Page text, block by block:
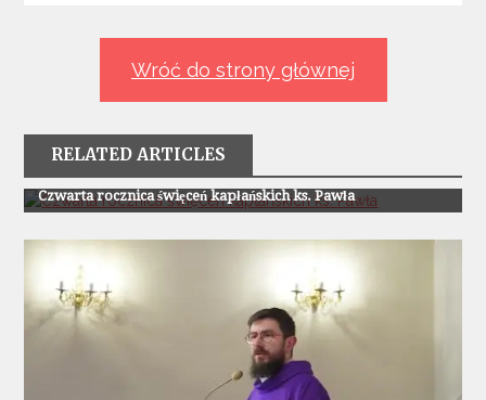
Wróć do strony głównej
RELATED ARTICLES
Z Życia Parafii
Czwarta rocznica święceń kapłańskich ks. Pawła